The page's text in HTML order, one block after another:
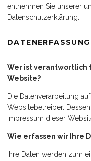
entnehmen Sie unserer
Datenschutzerklärung.
Wer ist verantwortlich
Website?
Die Datenverarbeitung
Websitebetreiber.
Impressum dieser
Wie erfassen wir Ihre
Ihre Daten werden zum